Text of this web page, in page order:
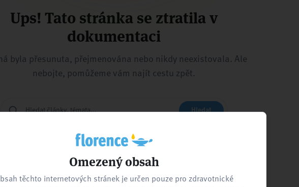
Ups! Tato stránka se ztratila v
dokumentaci
byla přesunuta, přejmenována nebo nikdy neexistovala. Ale
nebojte, pomůžeme vám najít cestu zpět.
Hledat
Omezený obsah
těchto internetových stránek je určen pouze pro zdravotnické